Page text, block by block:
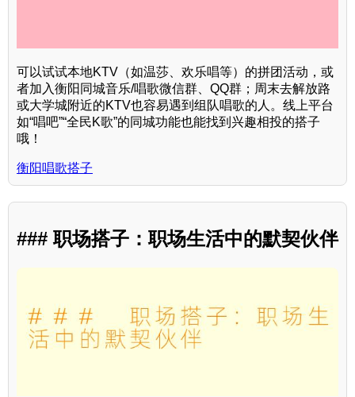
可以试试本地KTV（如温莎、欢乐唱等）的拼团活动，或
者加入衡阳同城音乐/唱歌微信群、QQ群；周末去解放路
或大学城附近的KTV也容易遇到组队唱歌的人。线上平台
如“唱吧”“全民K歌”的同城功能也能找到兴趣相投的搭子
哦！
衡阳唱歌搭子
### 职场搭子：职场生活中的默契伙伴